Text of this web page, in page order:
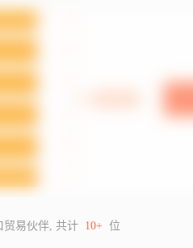
贸易伙伴, 共计 10+ 位